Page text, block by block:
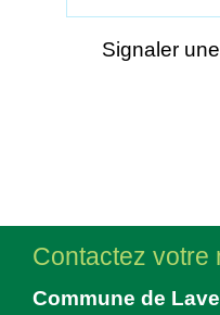
Signaler
Contactez votre
Commune de